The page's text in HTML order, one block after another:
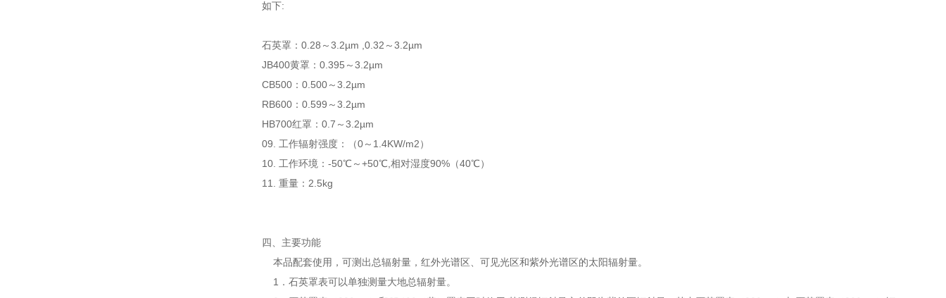
如下:
石英罩：0.28～3.2µm ,0.32～3.2µm
JB400黄罩：0.395～3.2µm
CB500：0.500～3.2µm
RB600：0.599～3.2µm
HB700红罩：0.7～3.2µm
09. 工作辐射强度：（0～1.4KW/m2）
10. 工作环境：-50℃～+50℃,相对湿度90%（40℃）
11. 重量：2.5kg
四、主要功能
本品配套使用，可测出总辐射量，红外光谱区、可见光区和紫外光谱区的太阳辐射量。
1．石英罩表可以单独测量大地总辐射量。